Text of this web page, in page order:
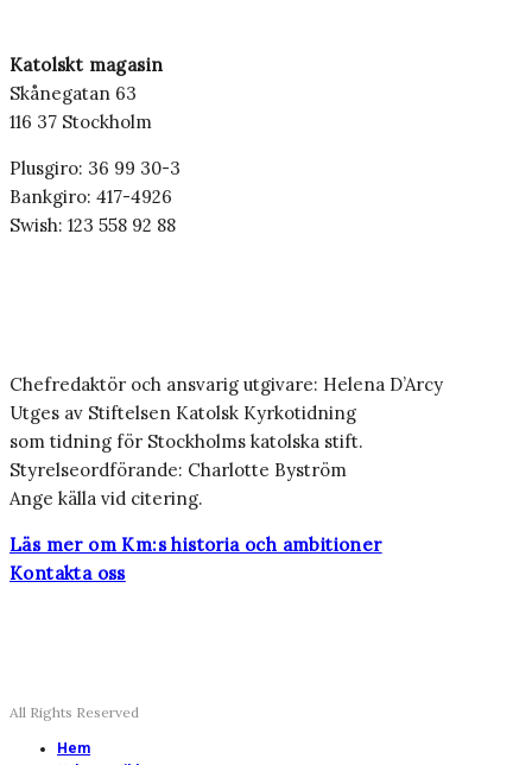
Katolskt magasin
Skånegatan 63
116 37 Stockholm
Plusgiro: 36 99 30-3
Bankgiro: 417-4926
Swish: 123 558 92 88
Chefredaktör och ansvarig utgivare: Helena D’Arcy
Utges av Stiftelsen Katolsk Kyrkotidning
som tidning för Stockholms katolska stift.
Styrelseordförande: Charlotte Byström
Ange källa vid citering.
Läs mer om Km:s historia och ambitioner
Kontakta oss
All Rights Reserved
Hem